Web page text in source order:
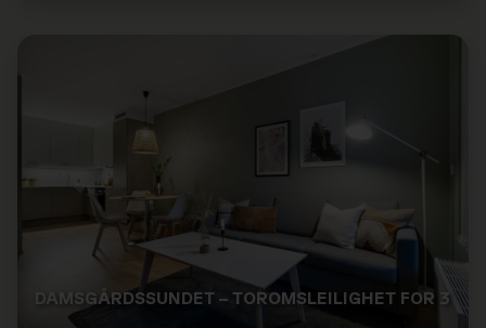
DAMSGÅRDSSUNDET – TOROMSLEILIGHET FOR 3